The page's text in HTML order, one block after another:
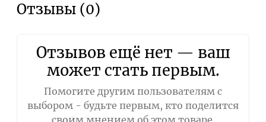
Отзывы (0)
Отзывов ещё нет — ваш
может стать первым.
Помогите другим пользователям с
выбором - будьте первым, кто поделится